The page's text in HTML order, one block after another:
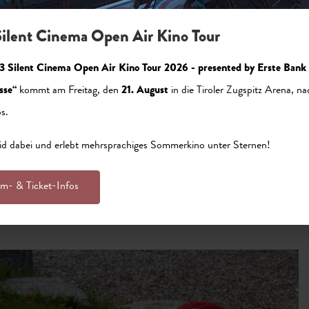
sind eine Attraktion für die ganze Familie. Jedes
Je nach Trail erwartet die Teilnehmer eine
stellt die nötige Ausrüstung zur Verfügung: einen
es losgehen! Entscheiden können sich die
zwei Geschichten und damit zwischen zwei
Cinema Open Air Kino Tour
Silent Cinema Open Air Kino Tour 2026 - presented by Erste Bank
kommt am Freitag, den 21. August in die Tiroler Zugspitz Arena,
dabei und erlebt mehrsprachiges Sommerkino unter Sternen!
& Ticket-Infos